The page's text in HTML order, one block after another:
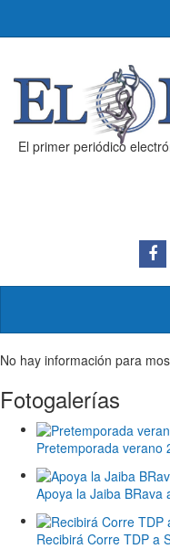
El primer periódico
No hay información para
Fotogalerías
Pretemporada verano
Apoya la Jaiba BRava
Recibirá Corre TDP a